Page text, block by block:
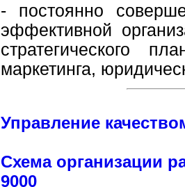
- постоянно
эффективной
стратегического
маркетинга,
Управление
Схема организации
9000